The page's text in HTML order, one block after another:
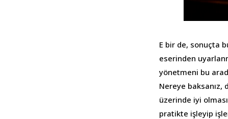
E bir de, sonuçta
eserinden
yönetmeni bu
Nereye baksanız,
üzerinde iyi
pratikte işleyip